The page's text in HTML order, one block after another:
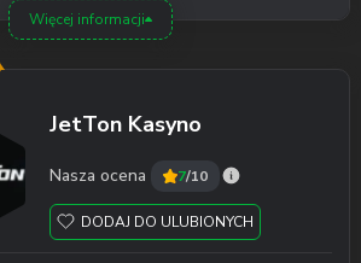
Więcej informacji
JetTon Kasyno
Nasza ocena 7/10
DODAJ DO ULUBIONYCH